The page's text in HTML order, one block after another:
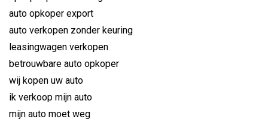
auto opkoper export
auto verkopen zonder keuring
leasingwagen verkopen
betrouwbare auto opkoper
wij kopen uw auto
ik verkoop mijn auto
mijn auto moet weg